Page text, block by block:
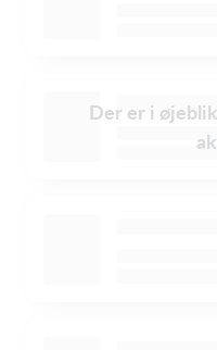
Der er i